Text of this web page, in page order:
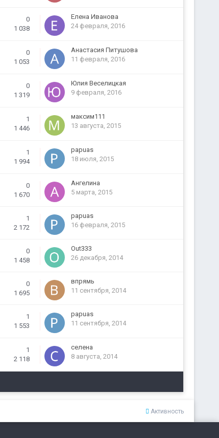
0
1 038
Елена Иванова
24 февраля, 2016
0
1 053
Анастасия Питушова
11 февраля, 2016
0
1 319
Юлия Веселицкая
9 февраля, 2016
1
1 446
максим111
13 августа, 2015
1
1 994
papuas
18 июля, 2015
0
1 670
Ангелина
5 марта, 2015
1
2 172
papuas
16 февраля, 2015
0
1 458
Out333
26 декабря, 2014
0
1 695
впрямь
11 сентября, 2014
1
1 553
papuas
11 сентября, 2014
1
2 118
селена
8 августа, 2014
Активность